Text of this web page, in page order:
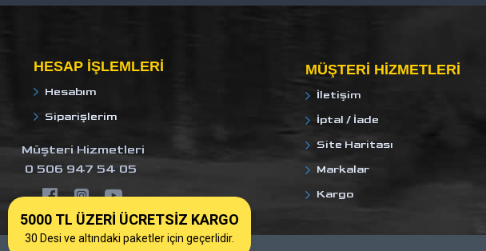
HESAP IŞLEMLERI
Hesabım
Siparişlerim
Müşteri Hizmetleri
0 506 947 54 05
MÜŞTERI HIZMETLERI
İletişim
İptal / İade
Site Haritası
Markalar
Kargo
5000 TL ÜZERİ ÜCRETSİZ KARGO
30 Desi ve altındaki paketler için geçerlidir.